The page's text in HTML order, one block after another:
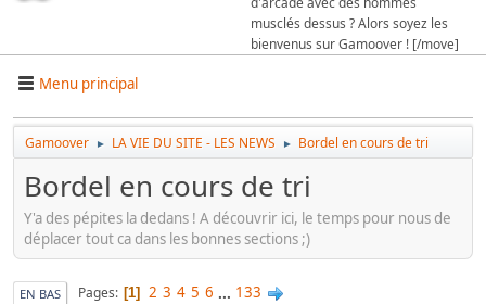
musclés dessus ? Alors soyez les
bienvenus sur Gamoover ! [/move]
Menu principal
Gamoover ► LA VIE DU SITE - LES NEWS ► Bordel en cours de tri
Bordel en cours de tri
Y'a des pépites la dedans ! A découvrir ici, le temps pour nous de
déplacer tout ca dans les bonnes sections ;)
EN BAS Pages 1 2 3 4 5 6 ... 133